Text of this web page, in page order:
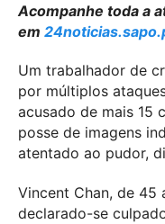
Acompanhe toda a
em
Um trabalhador de
por múltiplos
acusado de mais 15
posse de imagens
atentado ao pudor,
Vincent Chan, de 45
declarado-se